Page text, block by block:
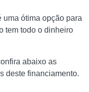
uma ótima opção para
tem todo o dinheiro
abaixo as
deste financiamento.